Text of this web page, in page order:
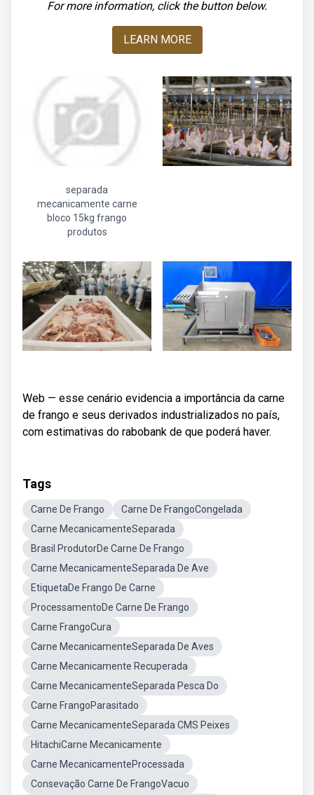
For more information, click the button below.
LEARN MORE
separada
mecanicamente carne
bloco 15kg frango
produtos
Web — esse cenário evidencia a importância da carne
de frango e seus derivados industrializados no país,
com estimativas do rabobank de que poderá haver.
Tags
Carne De Frango
Carne De FrangoCongelada
Carne MecanicamenteSeparada
Brasil ProdutorDe Carne De Frango
Carne MecanicamenteSeparada De Ave
EtiquetaDe Frango De Carne
ProcessamentoDe Carne De Frango
Carne FrangoCura
Carne MecanicamenteSeparada De Aves
Carne Mecanicamente Recuperada
Carne MecanicamenteSeparada Pesca Do
Carne FrangoParasitado
Carne MecanicamenteSeparada CMS Peixes
HitachiCarne Mecanicamente
Carne MecanicamenteProcessada
Consevação Carne De FrangoVacuo